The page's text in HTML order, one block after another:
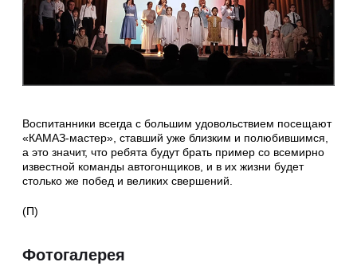
Воспитанники всегда с большим удовольствием посещают
«КАМАЗ-мастер», ставший уже близким и полюбившимся,
а это значит, что ребята будут брать пример со всемирно
известной команды автогонщиков, и в их жизни будет
столько же побед и великих свершений.
(П)
Фотогалерея